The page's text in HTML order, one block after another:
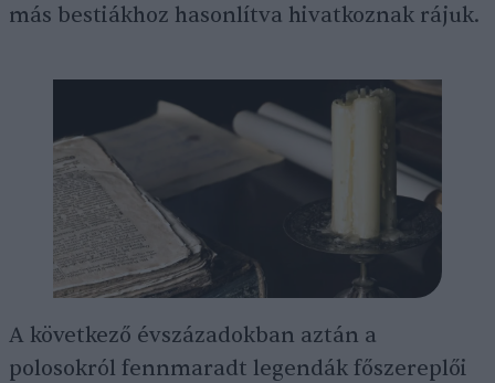
más bestiákhoz hasonlítva hivatkoznak rájuk.
A következő évszázadokban aztán a
polosokról fennmaradt legendák főszereplői